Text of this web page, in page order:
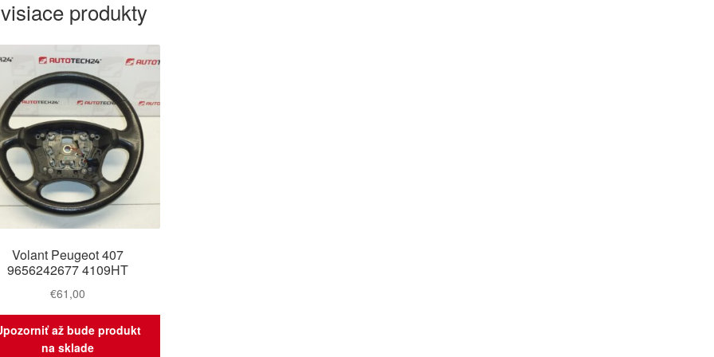
produkty
Volant Peugeot 407
9656242677 4109HT
€61,00
až bude produkt
na sklade